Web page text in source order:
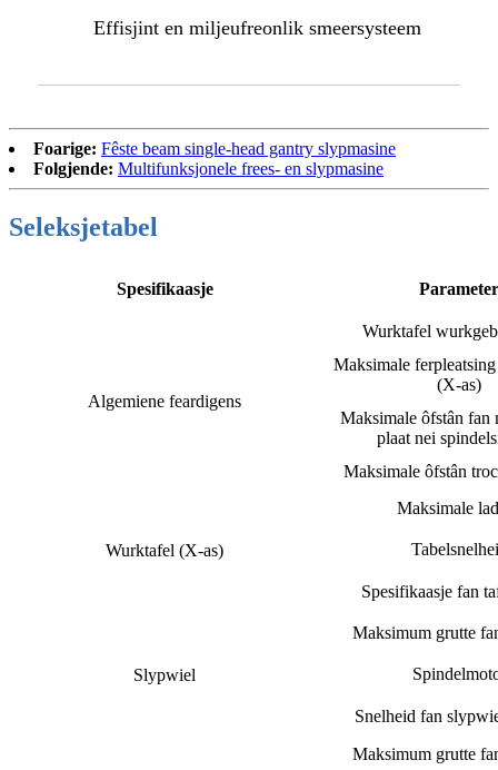
Effisjint en miljeufreonlik smeersysteem
Foarige: Fêste beam single-head gantry slypmasine
Folgjende: Multifunksjonele frees- en slypmasine
Seleksjetabel
Spesifikaasje Parameter
Algemiene feardigens
Wurktafel
Maksimale
(X-as)
Maksimale ôfstân fan
plaat nei
Maksimale ôfstân
Wurktafel (X-as)
Maksimale
Spesifikaasje fan
Slypwiel
Maksimum grutte
Snelheid fan
Maksimum grutte